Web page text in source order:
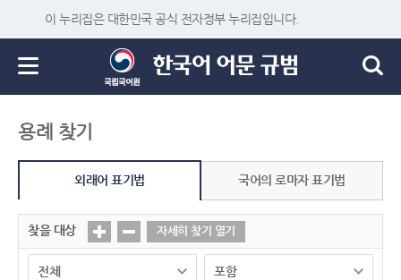
이 누리집은 대한민국 공식 전자정부 누리집입니다.
용례 찾기
외래어 표기법 국어의 로마자 표기법
찾을 대상 자세히 찾기 열기